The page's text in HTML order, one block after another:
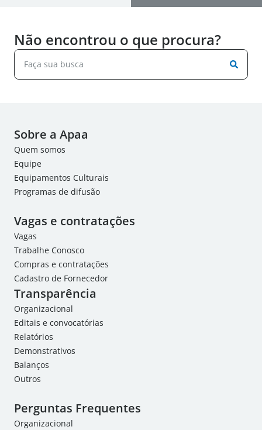
Não encontrou o que procura?
Sobre a Apaa
Quem somos
Equipe
Equipamentos Culturais
Programas de difusão
Vagas e contratações
Vagas
Trabalhe Conosco
Compras e contratações
Cadastro de Fornecedor
Transparência
Organizacional
Editais e convocatórias
Relatórios
Demonstrativos
Balanços
Outros
Perguntas Frequentes
Organizacional